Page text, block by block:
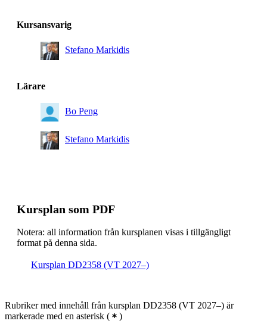
Kursansvarig
Stefano Markidis
Lärare
Bo Peng
Stefano Markidis
Kursplan som PDF
Notera: all information från kursplanen visas i tillgängligt
format på denna sida.
Kursplan DD2358 (VT 2027–)
Rubriker med innehåll från kursplan DD2358 (VT 2027–) är
markerade med en asterisk ( )